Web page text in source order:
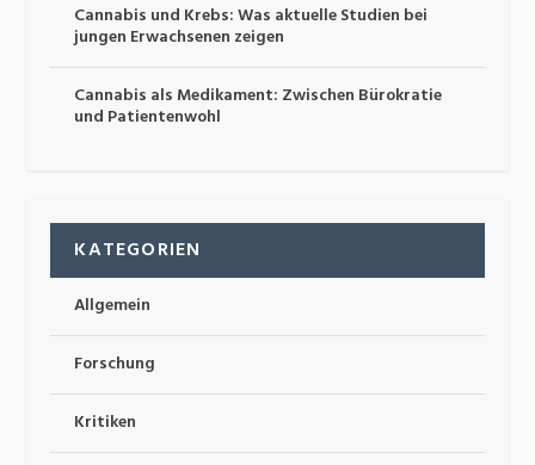
Cannabis und Krebs: Was aktuelle Studien bei
jungen Erwachsenen zeigen
Cannabis als Medikament: Zwischen Bürokratie
und Patientenwohl
KATEGORIEN
Allgemein
Forschung
Kritiken